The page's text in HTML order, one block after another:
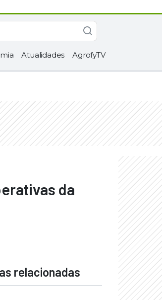
Atualidades AgrofyTV
da
relacionadas